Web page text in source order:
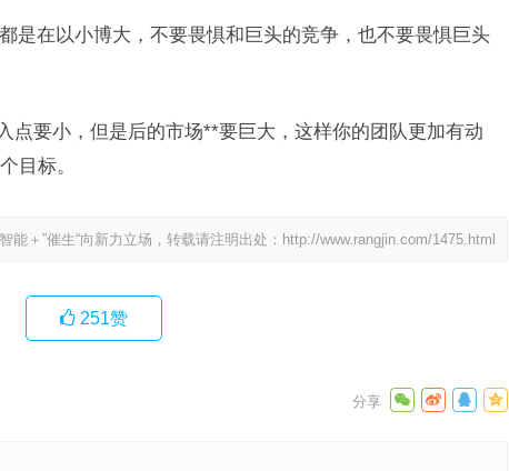
是在以小博大，不要畏惧和巨头的竞争，也不要畏惧巨头
点要小，但是后的市场**要巨大，这样你的团队更加有动
目标。
＋”催生“向新力立场，转载请注明出处： http://www.rangjin.com/1475.html
251赞